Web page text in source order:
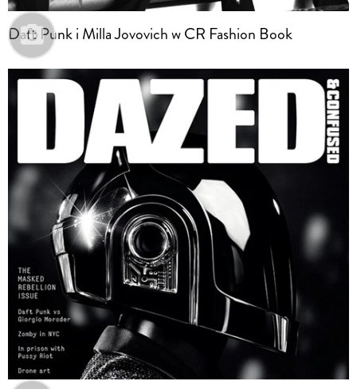
Daft Punk i Milla Jovovich w CR Fashion Book